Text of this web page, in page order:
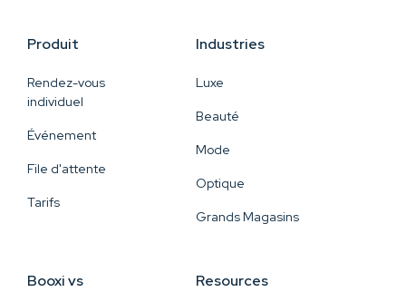
Produit
Rendez-vous
individuel
Événement
File d'attente
Tarifs
Industries
Luxe
Beauté
Mode
Optique
Grands Magasins
Booxi vs
Resources